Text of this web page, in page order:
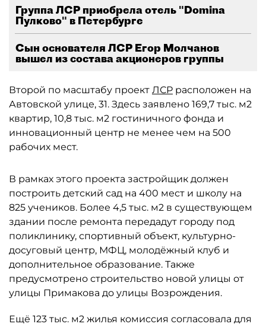
Группа ЛСР приобрела отель "Domina
Пулково" в Петербурге
Сын основателя ЛСР Егор Молчанов
вышел из состава акционеров группы
Второй по масштабу проект ЛСР расположен на
Автовской улице, 31. Здесь заявлено 169,7 тыс. м2
квартир, 10,8 тыс. м2 гостиничного фонда и
инновационный центр не менее чем на 500
рабочих мест.
В рамках этого проекта застройщик должен
построить детский сад на 400 мест и школу на
825 учеников. Более 4,5 тыс. м2 в существующем
здании после ремонта передадут городу под
поликлинику, спортивный объект, культурно-
досуговый центр, МФЦ, молодёжный клуб и
дополнительное образование. Также
предусмотрено строительство новой улицы от
улицы Примакова до улицы Возрождения.
Ещё 123 тыс. м2 жилья комиссия согласовала для